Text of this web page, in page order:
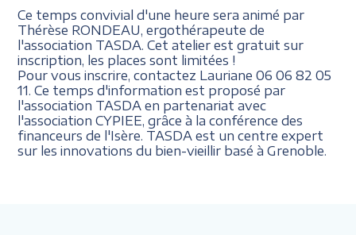
Ce temps convivial d'une heure sera animé par
Thérèse RONDEAU, ergothérapeute de
l'association TASDA. Cet atelier est gratuit sur
inscription, les places sont limitées !
Pour vous inscrire, contactez Lauriane 06 06 82 05
11. Ce temps d'information est proposé par
l'association TASDA en partenariat avec
l'association CYPIEE, grâce à la conférence des
financeurs de l'Isère. TASDA est un centre expert
sur les innovations du bien-vieillir basé à Grenoble.